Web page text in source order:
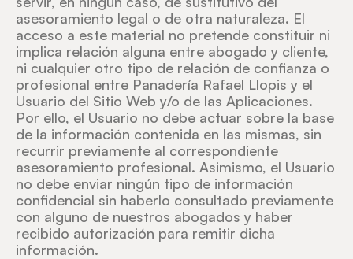
asesoramiento legal o de otra naturaleza. El
acceso a este material no pretende constituir ni
implica relación alguna entre abogado y cliente,
ni cualquier otro tipo de relación de confianza o
profesional entre Panadería Rafael Llopis y el
Usuario del Sitio Web y/o de las Aplicaciones.
Por ello, el Usuario no debe actuar sobre la base
de la información contenida en las mismas, sin
recurrir previamente al correspondiente
asesoramiento profesional. Asimismo, el Usuario
no debe enviar ningún tipo de información
confidencial sin haberlo consultado previamente
con alguno de nuestros abogados y haber
recibido autorización para remitir dicha
información.